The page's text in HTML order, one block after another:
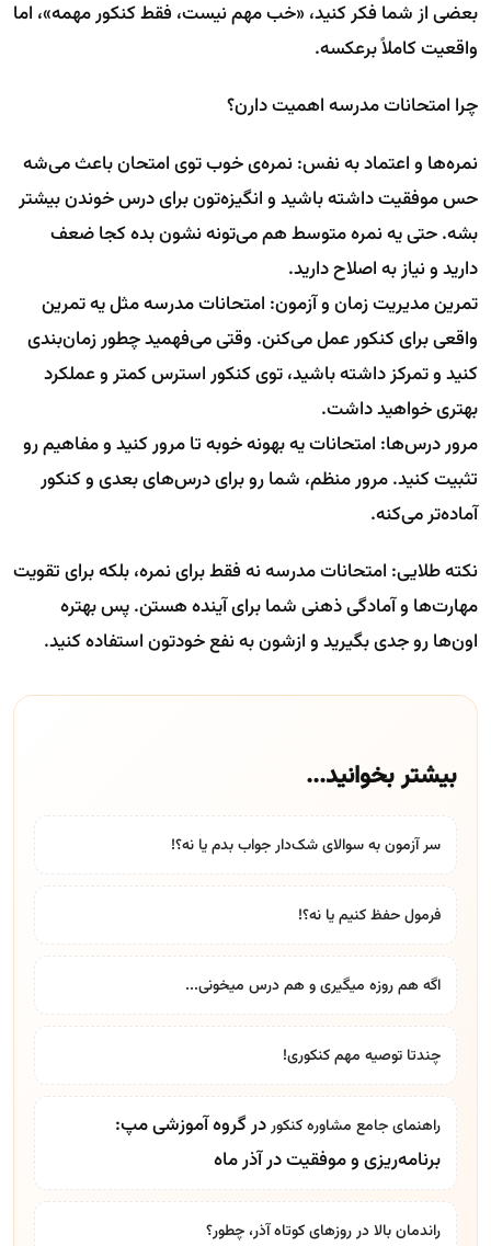
بعضی از شما فکر کنید، «خب مهم نیست، فقط کنکور مهمه»، اما
واقعیت کاملاً برعکسه.
چرا امتحانات مدرسه اهمیت دارن؟
نمره‌ها و اعتماد به نفس: نمره‌ی خوب توی امتحان باعث می‌شه
حس موفقیت داشته باشید و انگیزه‌تون برای درس خوندن بیشتر
بشه. حتی یه نمره متوسط هم می‌تونه نشون بده کجا ضعف
دارید و نیاز به اصلاح دارید.
تمرین مدیریت زمان و آزمون: امتحانات مدرسه مثل یه تمرین
واقعی برای کنکور عمل می‌کنن. وقتی می‌فهمید چطور زمان‌بندی
کنید و تمرکز داشته باشید، توی کنکور استرس کمتر و عملکرد
بهتری خواهید داشت.
مرور درس‌ها: امتحانات یه بهونه خوبه تا مرور کنید و مفاهیم رو
تثبیت کنید. مرور منظم، شما رو برای درس‌های بعدی و کنکور
آماده‌تر می‌کنه.
نکته طلایی: امتحانات مدرسه نه فقط برای نمره، بلکه برای تقویت
مهارت‌ها و آمادگی ذهنی شما برای آینده هستن. پس بهتره
اون‌ها رو جدی بگیرید و ازشون به نفع خودتون استفاده کنید.
بیشتر بخوانید...
سر آزمون به سوالای شک‌دار جواب بدم یا نه؟!
فرمول حفظ کنیم یا نه؟!
اگه هم روزه میگیری و هم درس میخونی...
چندتا توصیه مهم کنکوری!
راهنمای جامع مشاوره کنکوردر گروه آموزشی مپ:
برنامه‌ریزی و موفقیت در آذر ماه
راندمان بالا در روزهای کوتاه آذر، چطور؟